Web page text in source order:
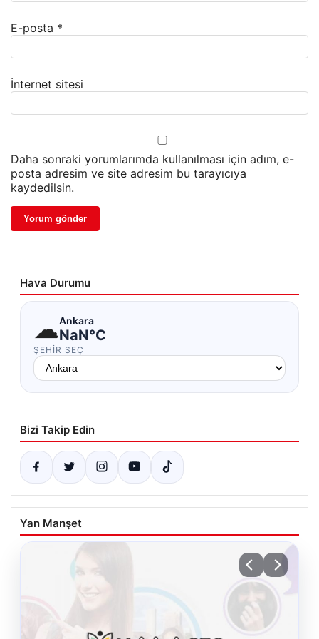
E-posta *
İnternet sitesi
Daha sonraki yorumlarımda kullanılması için adım, e-
posta adresim ve site adresim bu tarayıcıya
kaydedilsin.
Hava Durumu
☁Ankara
NaN°C
ŞEHIR SEÇ
Bizi Takip Edin
Yan Manşet